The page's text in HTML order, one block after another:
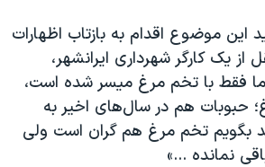
این موضوع اقدام به بازتاب اظهارات
از یک کارگر شهرداری ایرانشهر،
فقط با تخم مرغ میسر شده است،
حبوبات هم در سال‌های اخیر به
بگویم تخم مرغ هم گران است ولی
نمانده ...»